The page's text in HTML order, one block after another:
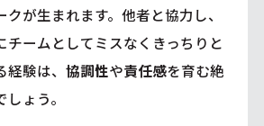
が生まれます。他者と協力し、
チームとしてミスなくきっちりと
験は、 協調性や責任感を育む絶
ょう。